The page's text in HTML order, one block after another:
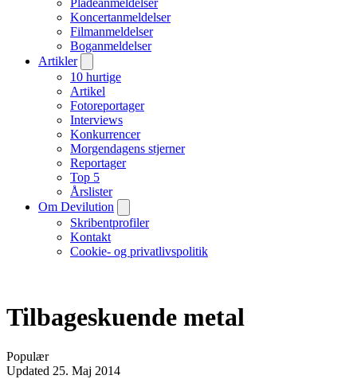
Pladeanmeldelser
Koncertanmeldelser
Filmanmeldelser
Boganmeldelser
Artikler
10 hurtige
Artikel
Fotoreportager
Interviews
Konkurrencer
Morgendagens stjerner
Reportager
Top 5
Årslister
Om Devilution
Skribentprofiler
Kontakt
Cookie- og privatlivspolitik
Tilbageskuende metal
Populær
Updated 25. Maj 2014